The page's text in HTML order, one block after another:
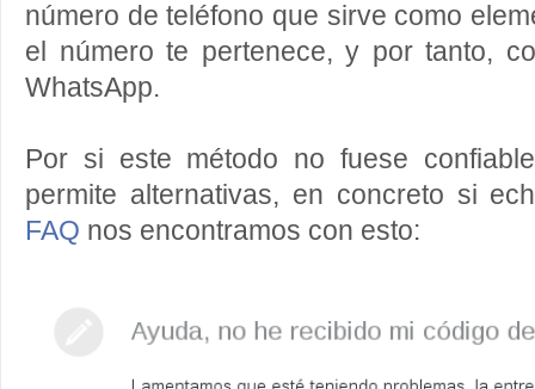
número de teléfono que sirve como
el número te pertenece, y por tanto,
WhatsApp.
Por si este método no fuese
permite alternativas, en concreto si
FAQ nos encontramos con esto: